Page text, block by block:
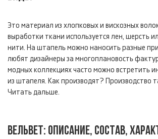
Это материал из хлопковых и вискозных
выработки ткани используется лен, шерсть
нити. На штапель можно наносить разные
любят дизайнеры за многоплановость
модных коллекциях часто можно встретить
из штапеля. Как производят? Производство
Читать дальше.
ВЕЛЬВЕТ: ОПИСАНИЕ, СОСТАВ,